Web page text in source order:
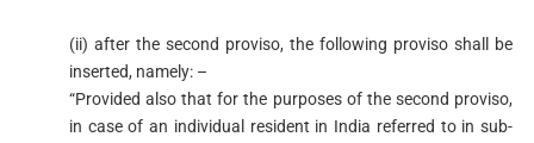
(ii) after the second proviso, the following proviso shall be
inserted, namely: –
“Provided also that for the purposes of the second proviso,
in case of an individual resident in India referred to in sub-